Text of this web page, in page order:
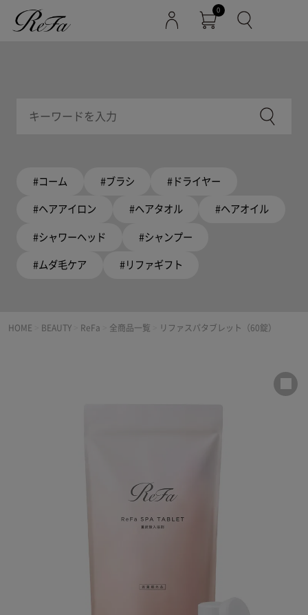
0
#コーム #ブラシ #ドライヤー
#ヘアアイロン #ヘアタオル #ヘアオイル
#シャワーヘッド #シャンプー
#ムダ毛ケア #リファギフト
HOME BEAUTY ReFa 全商品一覧 リファスパタブレット（60錠）